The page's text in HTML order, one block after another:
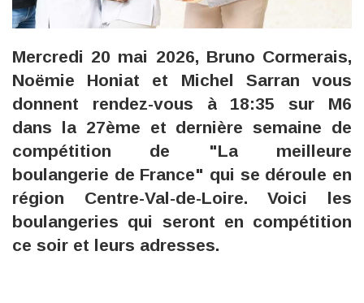
Mercredi 20 mai 2026, Bruno Cormerais,
Noëmie Honiat et Michel Sarran vous
donnent rendez-vous à 18:35 sur M6
dans la 27ème et dernière semaine de
compétition de "La meilleure
boulangerie de France" qui se déroule en
région Centre-Val-de-Loire. Voici les
boulangeries qui seront en compétition
ce soir et leurs adresses.